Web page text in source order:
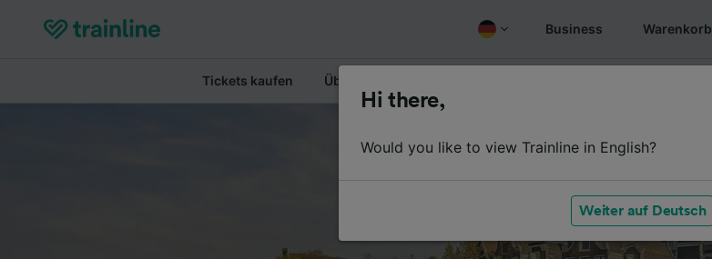
Business Warenkorb
Tickets kaufen Überblick
Hi there,
Would you like to view Trainline in English?
Weiter auf Deutsch